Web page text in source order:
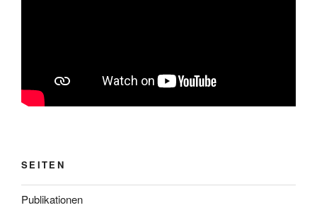
SEITEN
Publikationen